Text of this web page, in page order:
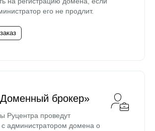
его не продлит.
брокер»
Руцентра проведут
с администратором домена о